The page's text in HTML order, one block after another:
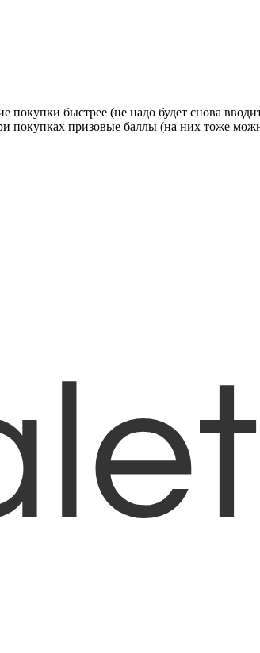
быстрее (не надо будет снова
покупках призовые баллы (на них тоже